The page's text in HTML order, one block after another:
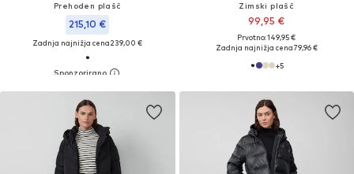
Prehoden plašč
215,10 €
Zadnja najnižja cena239,00 €
Zimski plašč
99,95 €
Prvotno: 149,95 €
Zadnja najnižja cena79,96 €
+5